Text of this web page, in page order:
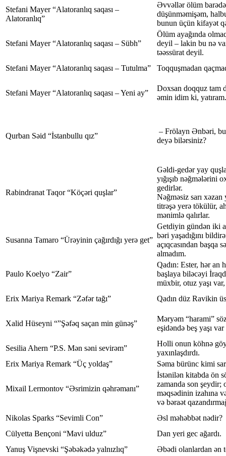
Stefani Mayer “Alatoranlıq saqası –
Alatoranlıq”
Əvvəllər ölüm
düşünməmişəm,
bunun üçün kifayət
Stefani Mayer “Alatoranlıq saqası – Sübh”
Ölüm ayağında
deyil – lakin bu nə
təəssürat deyil.
Stefani Mayer “Alatoranlıq saqası – Tutulma”
Toqquşmadan
Stefani Mayer “Alatoranlıq saqası – Yeni ay”
Doxsan doqquz tam
əmin idim ki, yatıram.
Qurban Səid “İstanbullu qız”
– Frölayn Ənbəri, bu
deyə bilərsiniz?
Rabindranat Taqor “Köçəri quşlar”
Gəldi-gedər yay
yığışıb nəğmələrini
gedirlər.
Nəğməsiz sarı xəzan
titrəşə yerə tökülür,
mənimlə qalırlar.
Susanna Tamaro “Ürəyinin çağırdığı yerə get”
Getdiyin gündən iki
bəri yaşadığını
açıqcasından başqa
almadım.
Paulo Koelyo “Zair”
Qadın: Ester, hər an
başlaya biləcəyi
müxbir, otuz yaşı
Erix Mariya Remark “Zəfər tağı”
Qadın düz Ravikin
Xalid Hüseyni “”Şəfəq saçan min günəş”
Məryəm “harami”
eşidəndə beş yaşı
Sesilia Ahern “P.S. Mən səni sevirəm”
Holli onun köhnə
yaxınlaşdırdı.
Erix Mariya Remark “Üç yoldaş”
Səma bürünc kimi
Mixail Lermontov “Əsrimizin qəhrəmanı”
İstənilən kitabda ön
zamanda son şeydir;
məqsədinin izahına
və bəraət
Nikolas Sparks “Sevimli Con”
Əsl məhəbbət nədir?
Cülyetta Bençoni “Mavi ulduz”
Dan yeri gec ağardı.
Yanuş Vişnevski “Şəbəkədə yalnızlıq”
Əbədi olanlardan ən